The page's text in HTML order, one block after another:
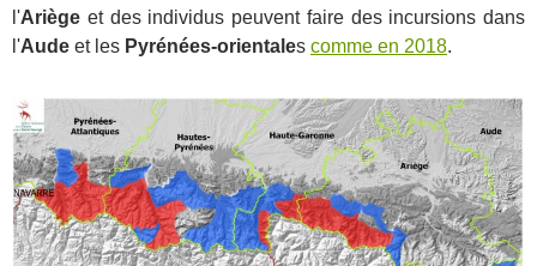
l'Ariège et des individus peuvent faire des incursions dans
l'Aude et les Pyrénées-orientales comme en 2018.